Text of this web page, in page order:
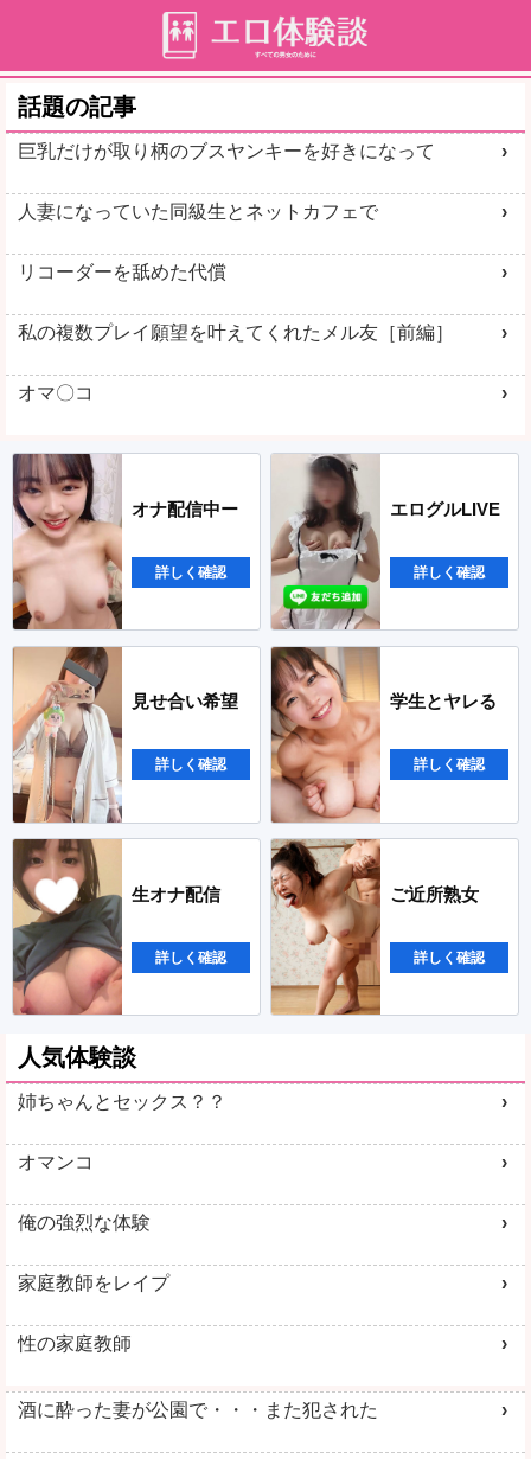
話題の記事
巨乳だけが取り柄のブスヤンキーを好きになって
人妻になっていた同級生とネットカフェで
リコーダーを舐めた代償
私の複数プレイ願望を叶えてくれたメル友［前編］
オマ〇コ
オナ配信中ー
詳しく確認
エログルLIVE
詳しく確認
見せ合い希望
詳しく確認
学生とヤレる
詳しく確認
生オナ配信
詳しく確認
ご近所熟女
詳しく確認
人気体験談
姉ちゃんとセックス？？
オマンコ
俺の強烈な体験
家庭教師をレイプ
性の家庭教師
酒に酔った妻が公園で・・・また犯された